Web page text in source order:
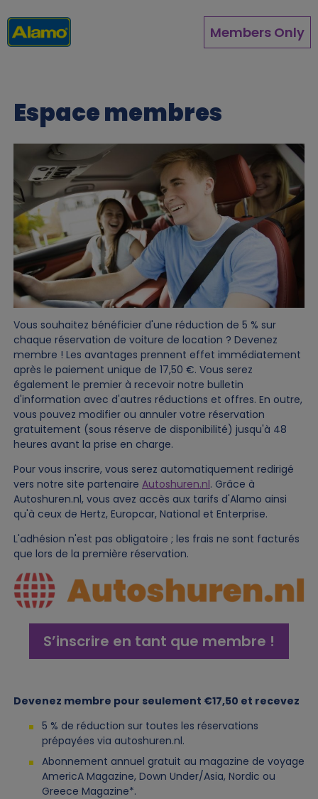
au
contenu
Members Only
Espace membres
Vous souhaitez bénéficier d'une réduction de 5 % sur
chaque réservation de voiture de location ? Devenez
membre ! Les avantages prennent effet immédiatement
après le paiement unique de 17,50 €. Vous serez
également le premier à recevoir notre bulletin
d'information avec d'autres réductions et offres. En outre,
vous pouvez modifier ou annuler votre réservation
gratuitement (sous réserve de disponibilité) jusqu'à 48
heures avant la prise en charge.
Pour vous inscrire, vous serez automatiquement redirigé
vers notre site partenaire Autoshuren.nl. Grâce à
Autoshuren.nl, vous avez accès aux tarifs d'Alamo ainsi
qu'à ceux de Hertz, Europcar, National et Enterprise.
L'adhésion n'est pas obligatoire ; les frais ne sont facturés
que lors de la première réservation.
Image
S’inscrire en tant que membre !
Devenez membre pour seulement €17,50 et recevez
5 % de réduction sur toutes les réservations
prépayées via autoshuren.nl.
Abonnement annuel gratuit au magazine de voyage
AmericA Magazine, Down Under/Asia, Nordic ou
Greece Magazine*.